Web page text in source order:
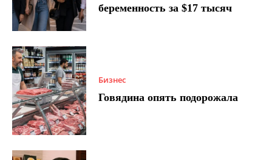
беременность за $17 тысяч
Бизнес
Говядина опять подорожала